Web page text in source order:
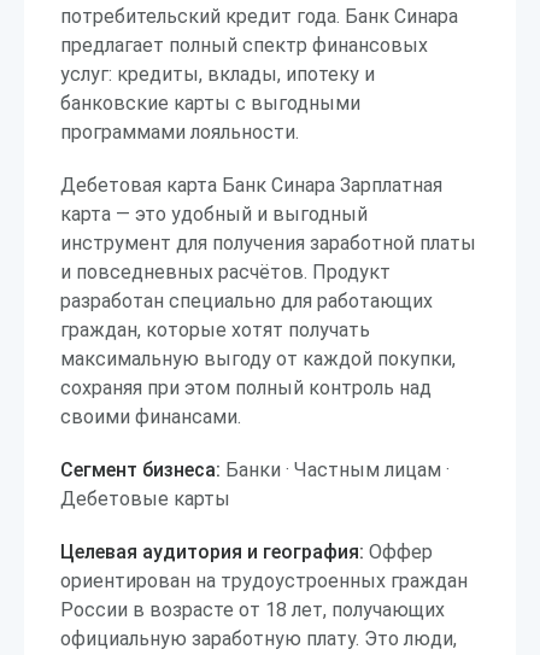
потребительский кредит года. Банк Синара
предлагает полный спектр финансовых
услуг: кредиты, вклады, ипотеку и
банковские карты с выгодными
программами лояльности.
Дебетовая карта Банк Синара Зарплатная
карта — это удобный и выгодный
инструмент для получения заработной платы
и повседневных расчётов. Продукт
разработан специально для работающих
граждан, которые хотят получать
максимальную выгоду от каждой покупки,
сохраняя при этом полный контроль над
своими финансами.
Сегмент бизнеса: Банки · Частным лицам ·
Дебетовые карты
Целевая аудитория и география: Оффер
ориентирован на трудоустроенных граждан
России в возрасте от 18 лет, получающих
официальную заработную плату. Это люди,